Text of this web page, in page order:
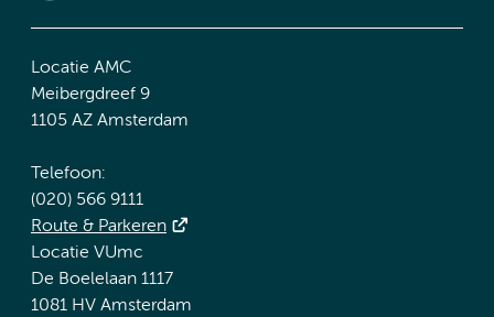
Locatie AMC
Meibergdreef 9
1105 AZ Amsterdam
Telefoon:
(020) 566 9111
Route & Parkeren
Locatie VUmc
De Boelelaan 1117
1081 HV Amsterdam